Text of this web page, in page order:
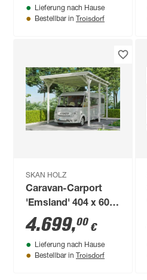
Lieferung nach Hause
Bestellbar in Troisdorf
SKAN HOLZ
Caravan-Carport
'Emsland' 404 x 604
cm weiß
4.699,00 €
Lieferung nach Hause
Bestellbar in Troisdorf